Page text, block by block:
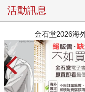
活動訊息
金石堂2026海外優惠